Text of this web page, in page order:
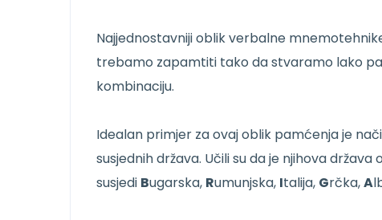
Najjednostavniji oblik verbalne
trebamo zapamtiti tako da stvaramo lako
kombinaciju.
Idealan primjer za ovaj oblik pamćenja je
susjednih država. Učili su da je njihova država
susjedi Bugarska, Rumunjska, Italija, Grčka,A